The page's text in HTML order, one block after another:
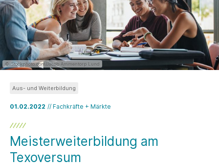
©iStockphoto.com/Jacob Ammentorp Lund
01.02.2022 // Fachkräfte + Märkte
Aus- und Weiterbildung
Meisterweiterbildung am
Texoversum